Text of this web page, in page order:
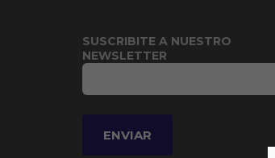
SUSCRIBITE A NUESTRO
NEWSLETTER